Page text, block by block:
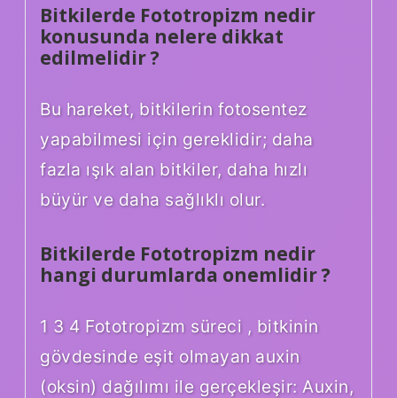
Bitkilerde Fototropizm nedir
konusunda nelere dikkat
edilmelidir ?
Bu hareket, bitkilerin fotosentez
yapabilmesi için gereklidir; daha
fazla ışık alan bitkiler, daha hızlı
büyür ve daha sağlıklı olur.
Bitkilerde Fototropizm nedir
hangi durumlarda onemlidir ?
1 3 4 Fototropizm süreci , bitkinin
gövdesinde eşit olmayan auxin
(oksin) dağılımı ile gerçekleşir: Auxin,